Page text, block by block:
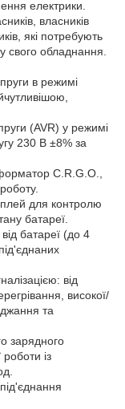
електрики.
власників
які потребують
свого обладнання.
в режимі
(AVR) у режимі
230 В ±8% за
C.R.G.O.,
для контролю
батареї.
батареї (до 4
від
високої/
та
зарядного
із